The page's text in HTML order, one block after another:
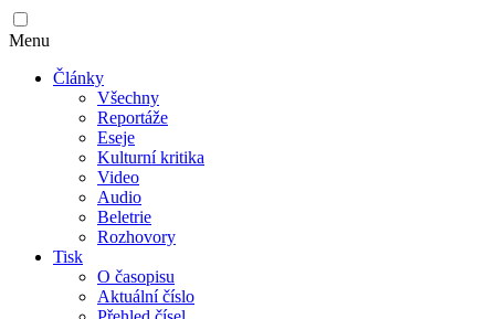
Menu
Články
Všechny
Reportáže
Eseje
Kulturní kritika
Video
Audio
Beletrie
Rozhovory
Tisk
O časopisu
Aktuální číslo